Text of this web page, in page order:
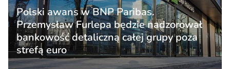
Polski awans w BNP Paribas.
Przemysław Furlepa będzie nadzorował
bankowość detaliczną całej grupy poza
strefą euro